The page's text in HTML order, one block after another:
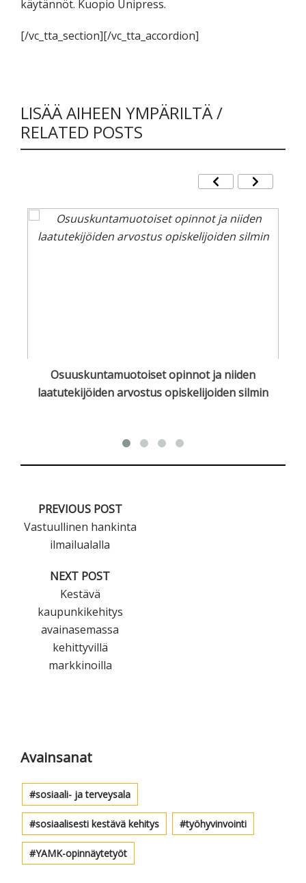
käytännöt. Kuopio Unipress.
[/vc_tta_section][/vc_tta_accordion]
LISÄÄ AIHEEN YMPÄRILTÄ /
RELATED POSTS
Osuuskuntamuotoiset opinnot ja niiden
laatutekijöiden arvostus opiskelijoiden silmin
PREVIOUS POST
Vastuullinen hankinta
ilmailualalla
NEXT POST
Kestävä
kaupunkikehitys
avainasemassa
kehittyvillä
markkinoilla
Avainsanat
sosiaali- ja terveysala
sosiaalisesti kestävä kehitys työhyvinvointi
YAMK-opinnäytetyöt